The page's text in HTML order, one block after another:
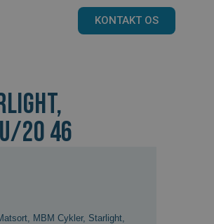
KONTAKT OS
20 46
MBM Cykler, Starlight